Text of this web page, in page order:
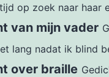
op zoek naar haar
van mijn vader
lang nadat ik blind
over braille